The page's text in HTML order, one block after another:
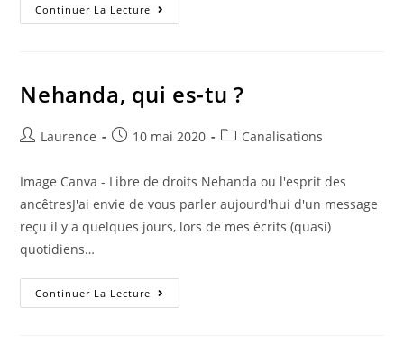
Continuer La Lecture Le
Handicap
Quatre
Pattes
Histoire
Nehanda, qui es-tu ?
Auteur/autrice
la
publication :
Laurence
Publication
10 mai 2020
PostCanalisations
Image Canva - Libre de droits Nehanda ou l'esprit des
ancêtresJ'ai envie de vous parler aujourd'hui d'un message
reçu il y a quelques jours, lors de mes écrits (quasi)
quotidiens…
Continuer La Lecture Nehanda,
Qui